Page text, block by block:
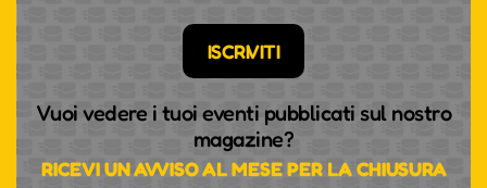
ISCRIVITI
Vuoi vedere i tuoi eventi pubblicati sul nostro
magazine?
RICEVI UN AVVISO AL MESE PER LA CHIUSURA